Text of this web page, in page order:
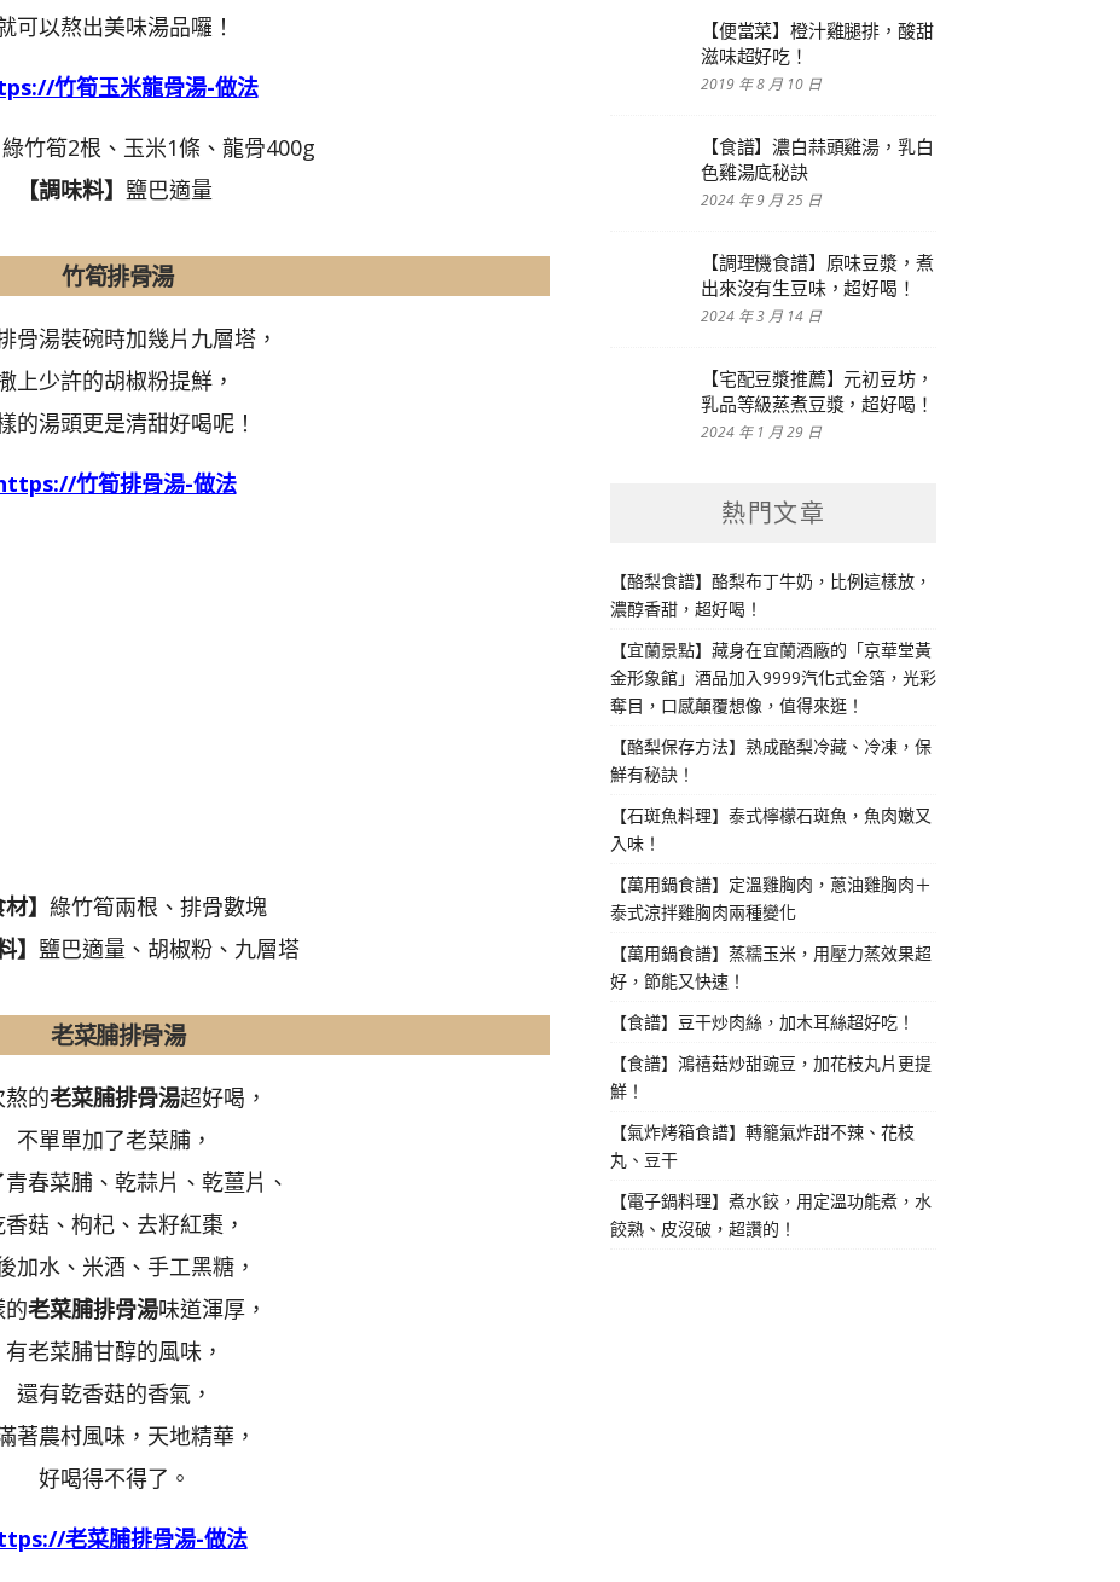
可以熬出美味湯品囉！
竹筍玉米龍骨湯-做法
綠竹筍2根、玉米1條、龍骨400g
【調味料】 鹽巴適量
竹筍排骨湯
骨湯裝碗時加幾片九層塔，
上少許的胡椒粉提鮮，
的湯頭更是清甜好喝呢！
竹筍排骨湯-做法
材】 綠竹筍兩根、排骨數塊
】 鹽巴適量、胡椒粉、九層塔
老菜脯排骨湯
的老菜脯排骨湯超好喝，
不單單加了老菜脯，
春菜脯、乾蒜片、乾薑片、
香菇、枸杞、去籽紅棗，
加水、米酒、手工黑糖，
的老菜脯排骨湯味道渾厚，
有老菜脯甘醇的風味，
還有乾香菇的香氣，
著農村風味，天地精華，
好喝得不得了。
老菜脯排骨湯-做法
【便當菜】橙汁雞腿排，酸甜
滋味超好吃！
2019 年 8 月 10 日
【食譜】濃白蒜頭雞湯，乳白
色雞湯底秘訣
2024 年 9 月 25 日
【調理機食譜】原味豆漿，煮
出來沒有生豆味，超好喝！
2024 年 3 月 14 日
【宅配豆漿推薦】元初豆坊，
乳品等級蒸煮豆漿，超好喝！
2024 年 1 月 29 日
熱門文章
【酪梨食譜】酪梨布丁牛奶，比例這樣放，
濃醇香甜，超好喝！
【宜蘭景點】藏身在宜蘭酒廠的「京華堂黃
金形象館」酒品加入9999汽化式金箔，光彩
奪目，口感顛覆想像，值得來逛！
【酪梨保存方法】熟成酪梨冷藏、冷凍，保
鮮有秘訣！
【石斑魚料理】泰式檸檬石斑魚，魚肉嫩又
入味！
【萬用鍋食譜】定溫雞胸肉，蔥油雞胸肉＋
泰式涼拌雞胸肉兩種變化
【萬用鍋食譜】蒸糯玉米，用壓力蒸效果超
好，節能又快速！
【食譜】豆干炒肉絲，加木耳絲超好吃！
【食譜】鴻禧菇炒甜豌豆，加花枝丸片更提
鮮！
【氣炸烤箱食譜】轉籠氣炸甜不辣、花枝
丸、豆干
【電子鍋料理】煮水餃，用定溫功能煮，水
餃熟、皮沒破，超讚的！